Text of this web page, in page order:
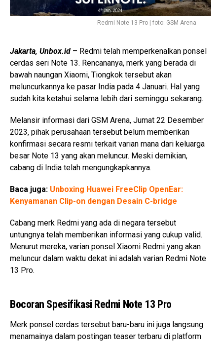
Redmi Note 13 Pro | foto: GSM Arena
Jakarta, Unbox.id – Redmi telah memperkenalkan ponsel
cerdas seri Note 13. Rencananya, merk yang berada di
bawah naungan Xiaomi, Tiongkok tersebut akan
meluncurkannya ke pasar India pada 4 Januari. Hal yang
sudah kita ketahui selama lebih dari seminggu sekarang.
Melansir informasi dari GSM Arena, Jumat 22 Desember
2023, pihak perusahaan tersebut belum memberikan
konfirmasi secara resmi terkait varian mana dari keluarga
besar Note 13 yang akan meluncur. Meski demikian,
cabang di India telah mengungkapkannya.
Baca juga: Unboxing Huawei FreeClip OpenEar:
Kenyamanan Clip-on dengan Desain C-bridge
Cabang merk Redmi yang ada di negara tersebut
untungnya telah memberikan informasi yang cukup valid.
Menurut mereka, varian ponsel Xiaomi Redmi yang akan
meluncur dalam waktu dekat ini adalah varian Redmi Note
13 Pro.
Bocoran Spesifikasi Redmi Note 13 Pro
Merk ponsel cerdas tersebut baru-baru ini juga langsung
menamainya dalam postingan teaser terbaru di platform